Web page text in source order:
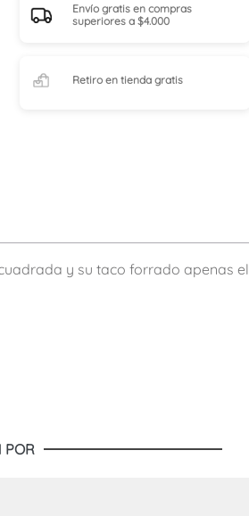
Envío gratis en compras
superiores a $4.000
Retiro en tienda gratis
y su taco forrado apenas
POR